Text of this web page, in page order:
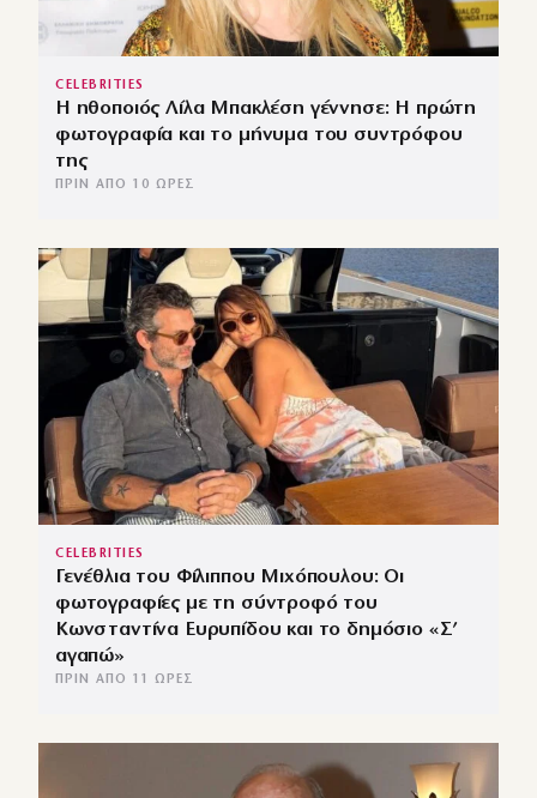
CELEBRITIES
Η ηθοποιός Λίλα Μπακλέση γέννησε: Η πρώτη
φωτογραφία και το μήνυμα του συντρόφου
της
ΠΡΙΝ ΑΠΌ 10 ΏΡΕΣ
CELEBRITIES
Γενέθλια του Φίλιππου Μιχόπουλου: Οι
φωτογραφίες με τη σύντροφό του
Κωνσταντίνα Ευρυπίδου και το δημόσιο «Σ’
αγαπώ»
ΠΡΙΝ ΑΠΌ 11 ΏΡΕΣ